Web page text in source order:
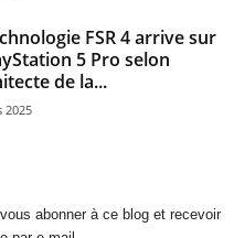
FSR 4 arrive sur
5 Pro selon
de la...
2025
abonner à ce blog et recevoir